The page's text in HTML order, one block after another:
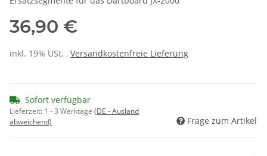
36,90 €
inkl. 19% USt. , Versandkostenfreie Lieferung
Sofort verfügbar
Lieferzeit: 1 - 3 Werktage (DE - Ausland
abweichend)
Frage zum Artikel